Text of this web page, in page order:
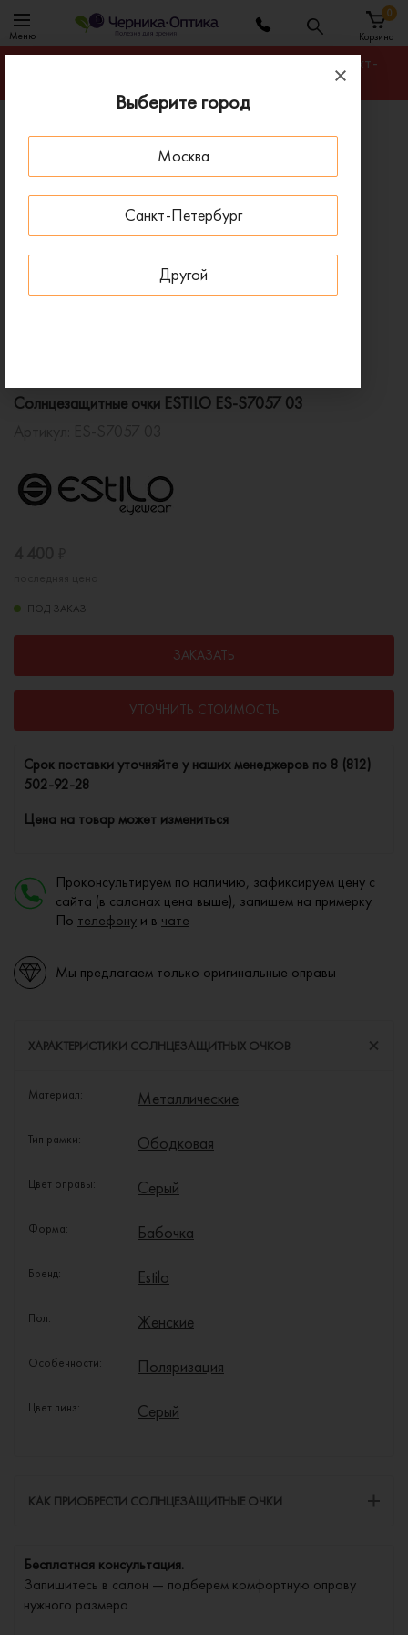
Выберите город
Москва
Санкт-Петербург
Другой
Меню Корзина
0
Гарантируем лучшую цену на любую оправу в Санкт-
Главная
Солнцезащитные очки
Солнцезащитные очки ESTILO ES-S7057 03
Солнцезащитные очки ESTILO ES-S7057 03
ПОД ЗАКАЗ
ЗАКАЗАТЬ
УТОЧНИТЬ СТОИМОСТЬ
Cрок поставки уточняйте у наших менеджеров по 8 (812)
502-92-28
Цена на товар может измениться
Проконсультируем по наличию, зафиксируем цену с
сайта (в салонах цена выше), запишем на примерку.
По телефону и в чате
Мы предлагаем только оригинальные оправы
ХАРАКТЕРИСТИКИ СОЛНЦЕЗАЩИТНЫХ ОЧКОВ
Материал: Металлические
Тип рамки: Ободковая
Цвет оправы: Серый
Форма: Бабочка
Бренд: Estilo
Пол: Женские
Особенности: Поляризация
Цвет линз: Серый
КАК ПРИОБРЕСТИ СОЛНЦЕЗАЩИТНЫЕ ОЧКИ
Бесплатная консультация.
Запишитесь в салон — подберем комфортную оправу
нужного размера.
ПОД ЗАКАЗ